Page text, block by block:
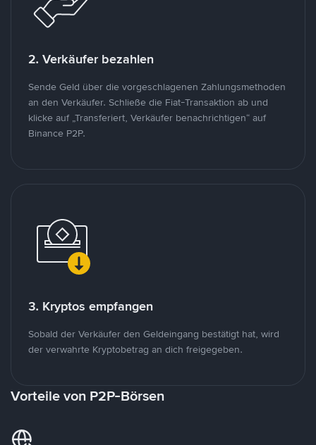
2. Verkäufer bezahlen
Sende Geld über die vorgeschlagenen Zahlungsmethoden
an den Verkäufer. Schließe die Fiat-Transaktion ab und
klicke auf „Transferiert, Verkäufer benachrichtigen“ auf
Binance P2P.
3. Kryptos empfangen
Sobald der Verkäufer den Geldeingang bestätigt hat, wird
der verwahrte Kryptobetrag an dich freigegeben.
Vorteile von P2P-Börsen